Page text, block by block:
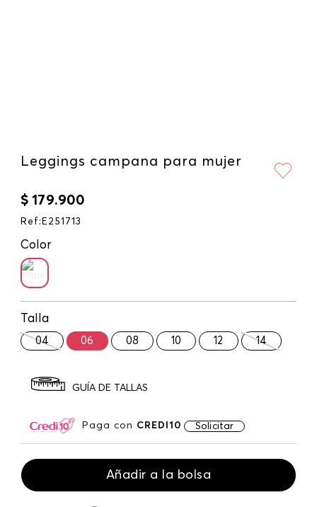
Leggings campana para mujer
$ 179.900
Ref : E251713
Color
Talla
04 06 08 10 12 14
GUÍA DE TALLAS
Paga con CREDI10 Solicitar
Añadir a la bolsa